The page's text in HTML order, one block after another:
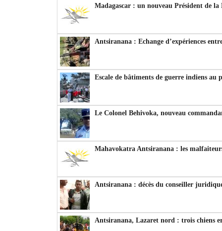
Madagascar : un nouveau Président de
Antsiranana : Echange d’expériences
Escale de bâtiments de guerre indiens au
Le Colonel Behivoka, nouveau
Mahavokatra Antsiranana : les
Antsiranana : décès du conseiller
Antsiranana, Lazaret nord : trois chiens